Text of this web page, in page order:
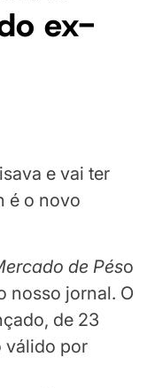
ex-
e vai ter
é o novo
de Péso
nosso jornal. O
de 23
válido por